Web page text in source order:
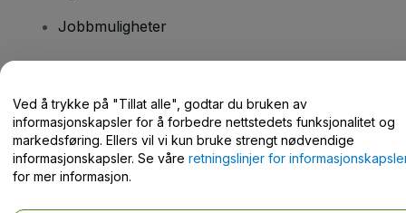
Jobbmuligheter
Hjelpesenter / kontakt oss
Ved å trykke på "Tillat alle", godtar du bruken av
informasjonskapsler for å forbedre nettstedets funksjonalitet og
markedsføring. Ellers vil vi kun bruke strengt nødvendige
informasjonskapsler. Se våre retningslinjer for
for mer informasjon.